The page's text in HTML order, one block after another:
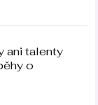
ani talenty
o